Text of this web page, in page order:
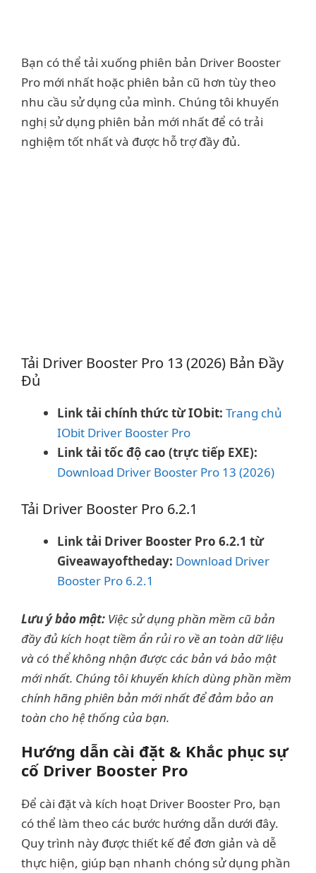
Bạn có thể tải xuống phiên bản Driver Booster
Pro mới nhất hoặc phiên bản cũ hơn tùy theo
nhu cầu sử dụng của mình. Chúng tôi khuyến
nghị sử dụng phiên bản mới nhất để có trải
nghiệm tốt nhất và được hỗ trợ đầy đủ.
Tải Driver Booster Pro 13 (2026) Bản Đầy
Đủ
Link tải chính thức từ IObit: Trang chủ
IObit Driver Booster Pro
Link tải tốc độ cao (trực tiếp EXE):
Download Driver Booster Pro 13 (2026)
Tải Driver Booster Pro 6.2.1
Link tải Driver Booster Pro 6.2.1 từ
Giveawayoftheday: Download Driver
Booster Pro 6.2.1
Lưu ý bảo mật: Việc sử dụng phần mềm cũ bản
đầy đủ kích hoạt tiềm ẩn rủi ro về an toàn dữ liệu
và có thể không nhận được các bản vá bảo mật
mới nhất. Chúng tôi khuyến khích dùng phần mềm
chính hãng phiên bản mới nhất để đảm bảo an
toàn cho hệ thống của bạn.
Hướng dẫn cài đặt & Khắc phục sự
cố Driver Booster Pro
Để cài đặt và kích hoạt Driver Booster Pro, bạn
có thể làm theo các bước hướng dẫn dưới đây.
Quy trình này được thiết kế để đơn giản và dễ
thực hiện, giúp bạn nhanh chóng sử dụng phần